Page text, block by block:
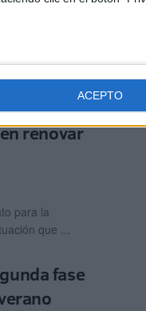
ACEPTO
renovar
para la
que ...
fase